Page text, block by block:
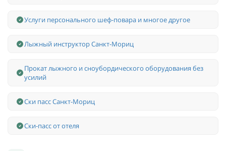
Услуги персонального шеф-повара и многое другое
Лыжный инструктор Санкт-Мориц
Прокат лыжного и сноубордического оборудования без
усилий
Ски пасс Санкт-Мориц
Ски-пасс от отеля